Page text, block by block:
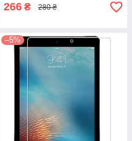
266 ₴ 280 ₴
–5%